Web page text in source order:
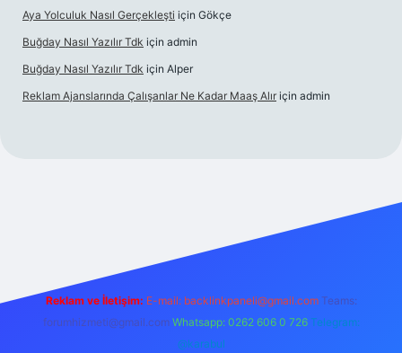
Aya Yolculuk Nasıl Gerçekleşti için Gökçe
Buğday Nasıl Yazılır Tdk için admin
Buğday Nasıl Yazılır Tdk için Alper
Reklam Ajanslarında Çalışanlar Ne Kadar Maaş Alır için admin
Reklam ve İletişim: E-mail: backlinkpaneli@gmail.com Teams:
forumhizmeti@gmail.com Whatsapp: 0262 606 0 726 Telegram:
@karabul